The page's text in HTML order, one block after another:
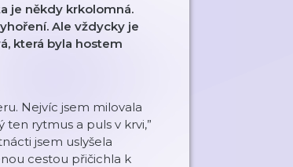
je někdy krkolomná.
Ale vždycky je
která byla hostem
Nejvíc jsem milovala
rytmus a puls v krvi,”
jsem uslyšela
cestou přičichla k